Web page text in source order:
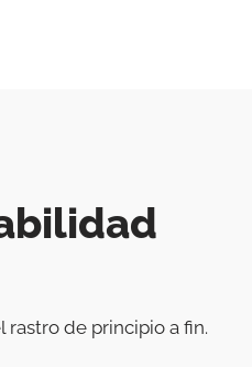
de principio a fin.